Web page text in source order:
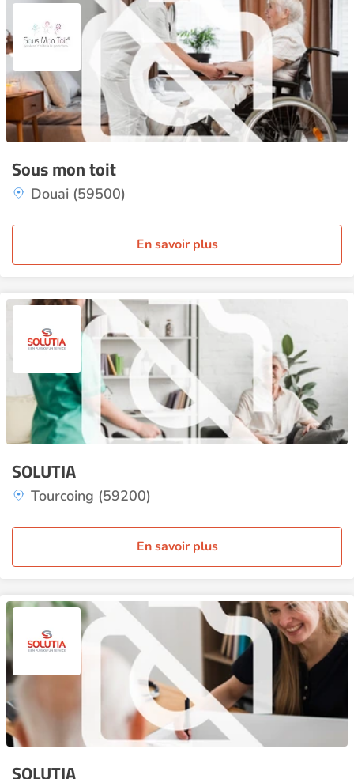
Sous mon toit
Douai (59500)
En savoir plus
SOLUTIA
Tourcoing (59200)
En savoir plus
SOLUTIA